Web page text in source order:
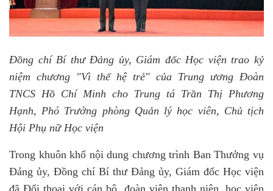
Đồng chí Bí thư Đảng ủy, Giám đốc Học viện trao kỷ
niệm chương "Vì thế hệ trẻ" của Trung ương Đoàn
TNCS Hồ Chí Minh cho Trung tá Trần Thị Phương
Hạnh, Phó Trưởng phòng Quản lý học viên, Chủ tịch
Hội Phụ nữ Học viện
Trong khuôn khổ nội dung chương trình Ban Thưởng vụ
Đảng ủy, Đồng chí Bí thư Đảng ủy, Giám đốc Học viện
đã Đối thoại với cán bộ, đoàn viên thanh niên, học viên